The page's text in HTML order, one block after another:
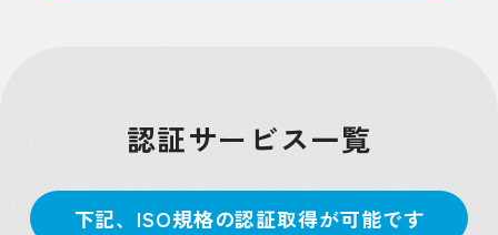
認証サービス一覧
下記、ISO規格の認証取得が可能です